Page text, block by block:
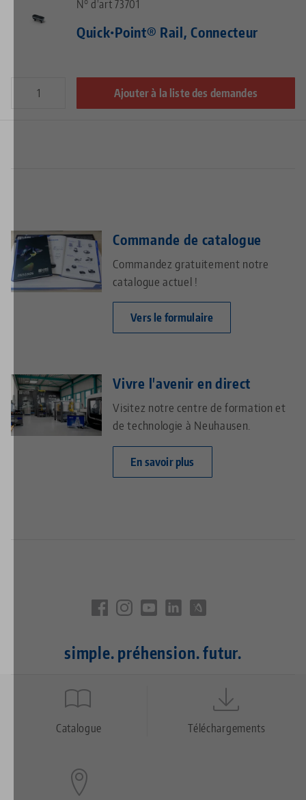
N° d'art 73701
Quick•Point® Rail, Connecteur
Ajouter à la liste des demandes
Commande de catalogue
Commandez gratuitement notre
catalogue actuel !
Vers le formulaire
Vivre l'avenir en direct
Visitez notre centre de formation et
de technologie à Neuhausen.
En savoir plus
simple. préhension. futur.
Quicklinks
FooterCatalogue Téléchargements